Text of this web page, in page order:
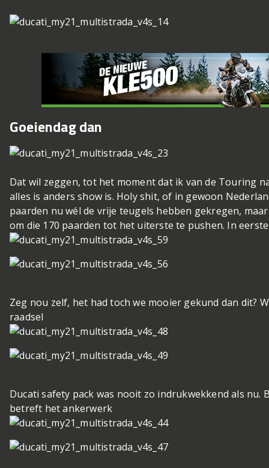
Goeiendag dan
Dat wil zeggen, tot het moment dat ik van de Touring
alles is anders show is. Holy shit, of in gewoon
paarden nu wél de vrije teugels hebben gekregen,
om die 170 paarden tot het uiterste te pushen. In
Zeg nou zelf, het had toch we mooier gekund dan dit?
raadsel
Ducati safety pack was nooit zo indrukwekkend als nu.
betreft het ankerwerk